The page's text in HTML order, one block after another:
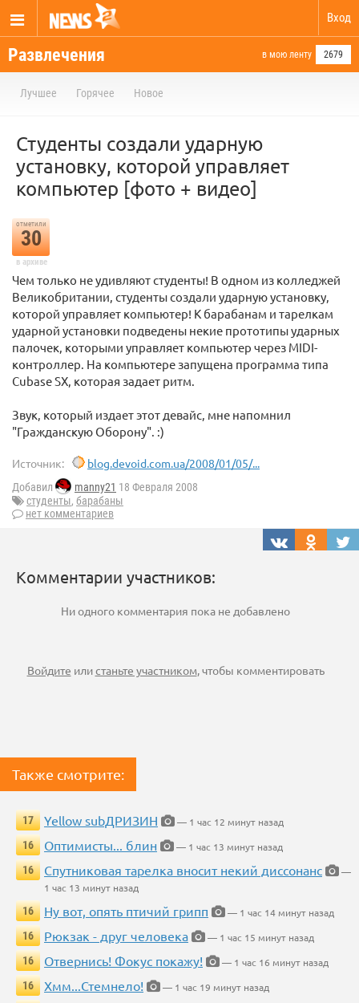
Вход
Развлечения в мою ленту 2679
Лучшее Горячее Новое
Студенты создали ударную
установку, которой управляет
компьютер [фото + видео]
отметили
30
в архиве
Чем только не удивляют студенты! В одном из колледжей
Великобритании, студенты создали ударную установку,
которой управляет компьютер! К барабанам и тарелкам
ударной установки подведены некие прототипы ударных
палочек, которыми управляет компьютер через MIDI-
контроллер. На компьютере запущена программа типа
Cubase SX, которая задает ритм.
Звук, который издает этот девайс, мне напомнил
"Гражданскую Оборону". :)
Источник: blog.devoid.com.ua/2008/01/05/...
Добавил manny21 18 Февраля 2008
студенты, барабаны
нет комментариев
Комментарии участников:
Ни одного комментария пока не добавлено
Войдите илистаньте участником, чтобы комментировать
Также смотрите:
17 Yellow subДРИЗИН
— 1 час 12 минут назад
16
Оптимисты... блин
— 1 час 13 минут назад
16
Спутниковая тарелка вносит некий диссонанс
—
1 час 13 минут назад
16
Ну вот, опять птичий грипп
— 1 час 14 минут назад
16
Рюкзак - друг человека
— 1 час 15 минут назад
16
Отвернись! Фокус покажу!
— 1 час 16 минут назад
16
Хмм...Стемнело!
— 1 час 19 минут назад